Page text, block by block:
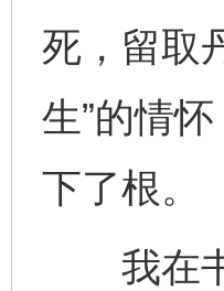
死，留取
生”的情
下了根。
我在书